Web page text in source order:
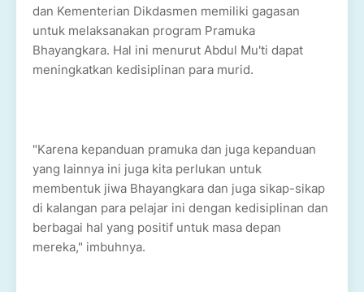
dan Kementerian Dikdasmen memiliki gagasan
untuk melaksanakan program Pramuka
Bhayangkara. Hal ini menurut Abdul Mu'ti dapat
meningkatkan kedisiplinan para murid.
"Karena kepanduan pramuka dan juga kepanduan
yang lainnya ini juga kita perlukan untuk
membentuk jiwa Bhayangkara dan juga sikap-sikap
di kalangan para pelajar ini dengan kedisiplinan dan
berbagai hal yang positif untuk masa depan
mereka," imbuhnya.